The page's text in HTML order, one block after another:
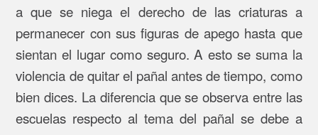
a que se niega el derecho de las criaturas a
permanecer con sus figuras de apego hasta que
sientan el lugar como seguro. A esto se suma la
violencia de quitar el pañal antes de tiempo, como
bien dices. La diferencia que se observa entre las
escuelas respecto al tema del pañal se debe a